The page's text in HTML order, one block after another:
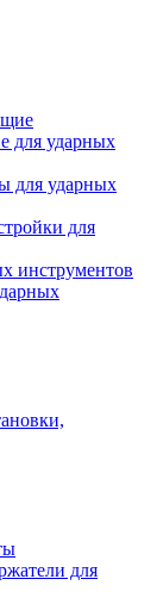
для ударных
для ударных
для
инструментов
для